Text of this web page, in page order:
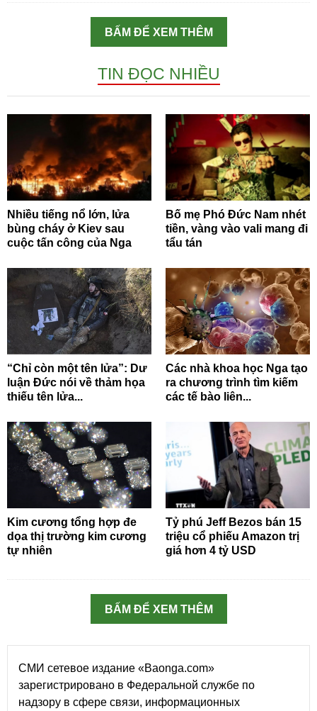
BẤM ĐỂ XEM THÊM
TIN ĐỌC NHIỀU
Nhiều tiếng nổ lớn, lửa
bùng cháy ở Kiev sau
cuộc tấn công của Nga
Bố mẹ Phó Đức Nam nhét
tiền, vàng vào vali mang đi
tẩu tán
“Chỉ còn một tên lửa”: Dư
luận Đức nói về thảm họa
thiếu tên lửa...
Các nhà khoa học Nga tạo
ra chương trình tìm kiếm
các tế bào liên...
Kim cương tổng hợp đe
dọa thị trường kim cương
tự nhiên
Tỷ phú Jeff Bezos bán 15
triệu cổ phiếu Amazon trị
giá hơn 4 tỷ USD
BẤM ĐỂ XEM THÊM
СМИ сетевое издание «Baonga.com»
зарегистрировано в Федеральной службе по
надзору в сфере связи, информационных